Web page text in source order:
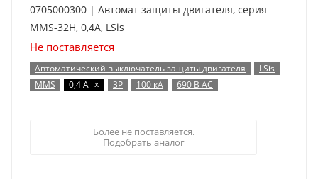
0705000300 | Автомат защиты двигателя, серия
MMS-32H, 0,4A, LSis
Не поставляется
Автоматический выключатель защиты двигателя
LSis
MMS
0,4 А x 3P 100 кА 690 В AC
Более не поставляется.
Подобрать аналог